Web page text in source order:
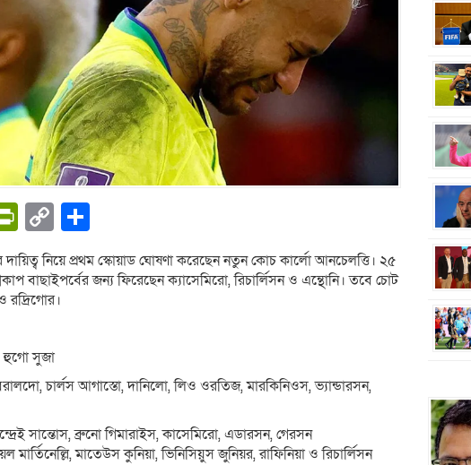
PrintFriendly
Copy
Link
দায়িত্ব নিয়ে প্রথম স্কোয়াড ঘোষণা করেছেন নতুন কোচ কার্লো আনচেলত্তি। ২৫
বাছাইপর্বের জন্য ফিরেছেন ক্যাসেমিরো, রিচার্লিসন ও এন্থোনি। তবে চোট
রদ্রিগোর।
হুগো সুজা
চার্লস আগাস্তো, দানিলো, লিও ওরতিজ, মারকিনিওস, ভ্যান্ডারসন,
সান্তোস, ব্রুনো গিমারাইস, কাসেমিরো, এডারসন, গেরসন
মার্তিনেল্লি, মাতেউস কুনিয়া, ভিনিসিয়ুস জুনিয়র, রাফিনিয়া ও রিচার্লিসন